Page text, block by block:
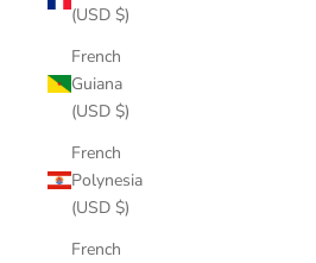
(USD $)
French
Guiana
(USD $)
French
Polynesia
(USD $)
French